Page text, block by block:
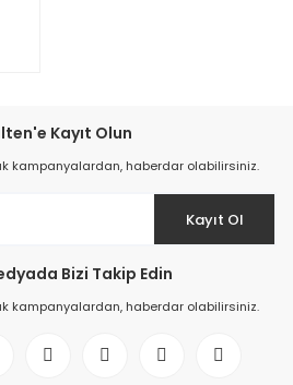
Kayıt Olun
kampanyalardan, haberdar olabilirsiniz.
Kayıt Ol
Bizi Takip Edin
kampanyalardan, haberdar olabilirsiniz.